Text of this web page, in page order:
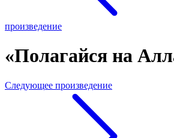
произведение
«Полагайся на
Следующее произведение